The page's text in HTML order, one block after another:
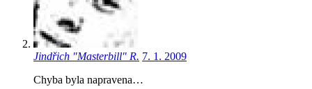
Jindřich "Masterbill" R. 7. 1. 2009
Chyba byla napravena…